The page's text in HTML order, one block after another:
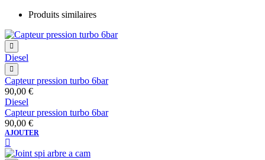
Produits similaires
Diesel
Capteur pression turbo 6bar
90,00 €
Diesel
Capteur pression turbo 6bar
90,00 €
AJOUTER